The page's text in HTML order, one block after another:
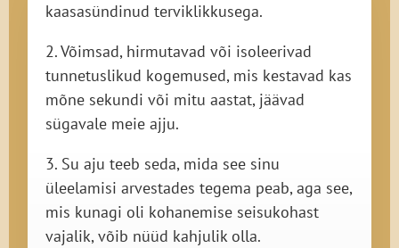
kaasasündinud terviklikkusega.
2. Võimsad, hirmutavad või isoleerivad
tunnetuslikud kogemused, mis kestavad kas
mõne sekundi või mitu aastat, jäävad
sügavale meie ajju.
3. Su aju teeb seda, mida see sinu
üleelamisi arvestades tegema peab, aga see,
mis kunagi oli kohanemise seisukohast
vajalik, võib nüüd kahjulik olla.